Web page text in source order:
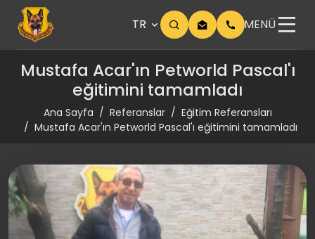
TR MENÜ
Mustafa Acar'ın Petworld Pascal'ı
eğitimini tamamladı
Ana Sayfa Referanslar
Eğitim Referansları
Mustafa Acar'ın Petworld Pascal'ı eğitimini tamamladı